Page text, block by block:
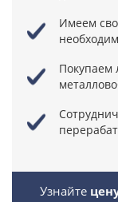
Имеем
Покупаем
Узнайте